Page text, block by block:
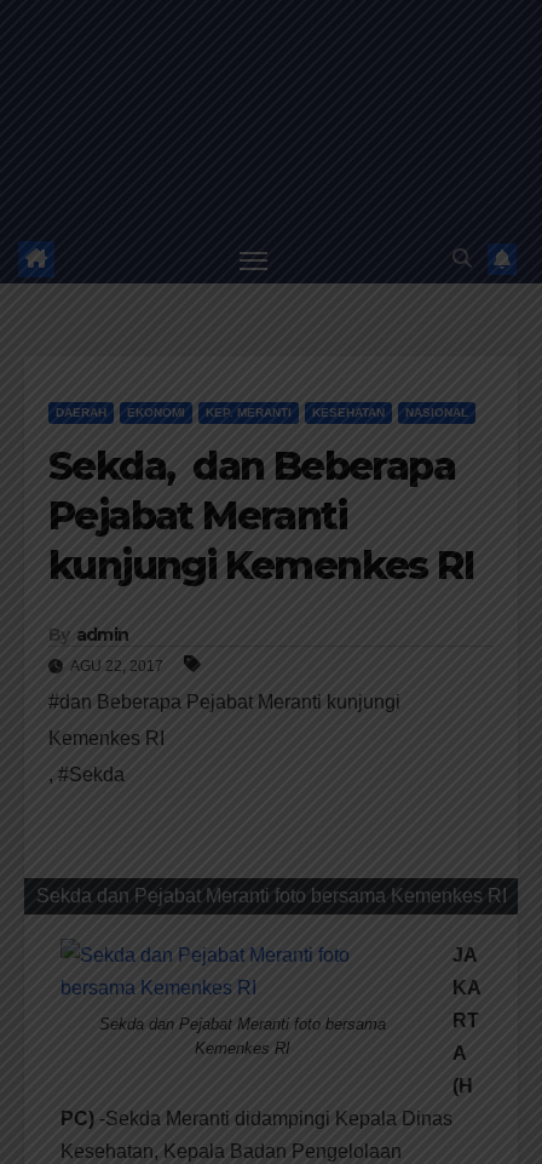
DAERAH EKONOMI KEP. MERANTI KESEHATAN NASIONAL
Sekda, dan Beberapa
Pejabat Meranti
kunjungi Kemenkes RI
By admin
AGU 22, 2017
#dan Beberapa Pejabat Meranti kunjungi
Kemenkes RI
, #Sekda
Sekda dan Pejabat Meranti foto bersama Kemenkes RI
Sekda dan Pejabat Meranti foto bersama
Kemenkes RI
JA
KA
RT
A
(H
PC) -Sekda Meranti didampingi Kepala Dinas
Kesehatan, Kepala Badan Pengelolaan